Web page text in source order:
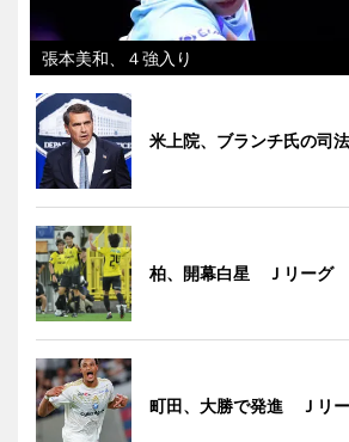
張本美和、４強入り
米上院、ブランチ氏の司
柏、開幕白星 Ｊリーグ
町田、大勝で発進 Ｊリ